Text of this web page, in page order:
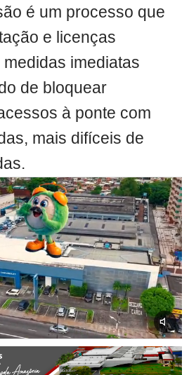
é um processo que
e licenças
imediatas
de bloquear
à ponte com
mais difíceis de